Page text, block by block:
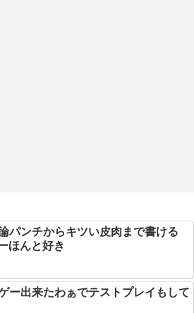
パンチからキツい皮肉まで書ける
ほんと好き
ー出来たわぁでテストプレイもして